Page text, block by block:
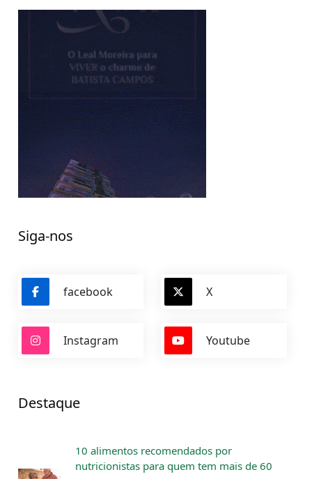
Siga-nos
facebook X
Instagram Youtube
Destaque
10 alimentos recomendados por
nutricionistas para quem tem mais de 60